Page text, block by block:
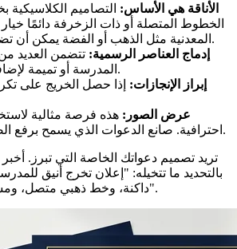
الأناقة هي الأساس: التصاميم
الخطوط المتصلة أو ذات الزخرفة دائمًا
المعدنية مثل الذهب أو الفضة يمكن أن تضيف لمسة راقية.
إدماج العناصر الرسمية: تتضمن العديد
المدرسة أو تميمة لإضافة لمسة رسمية.
إبراز الإنجازات: إذا حصل الخريج على
عرض الصور: هذه فرصة مثالية
احترافية. صانع الدعوات الذي يسمح برفع الصور أمر أساسي.
تريد تصميم دعواتك الخاصة التي تبرز. أخبر
بالتحديد ما تتخيله: "إعلان تخرج أنيق
داكنة، وخط ذهبي متصل، ومساحة للصورة العمودية".